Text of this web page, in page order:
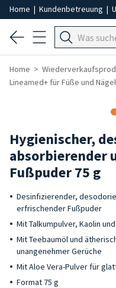
Home | Kundenbetreuung |
Home
Lineamed+ für Füße und Nägel
Hygienischer,
absorbierender
Fußpuder 75 g
Desinfizierender,
erfrischender Fußpuder
Mit Talkumpulver, Kaolin
Mit Teebaumöl und
unangenehmer Gerüche
Mit Aloe Vera-Pulver für
Format 75 g